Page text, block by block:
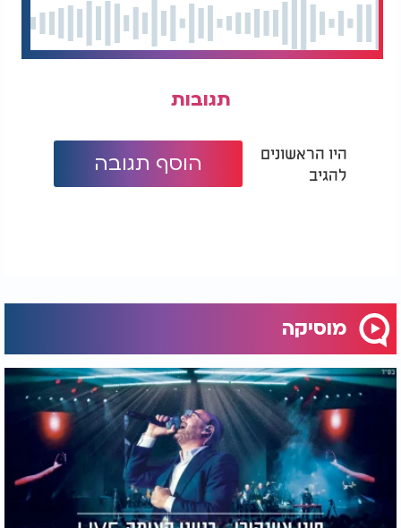
תגובות
היו הראשונים
להגיב
הוסף תגובה
מוסיקה